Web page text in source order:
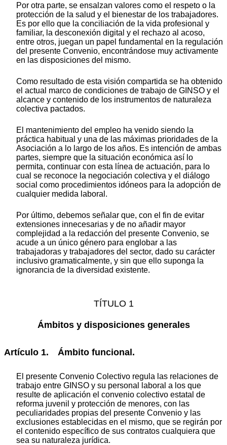
Por otra parte, se ensalzan valores como el respeto o la
protección de la salud y el bienestar de los trabajadores.
Es por ello que la conciliación de la vida profesional y
familiar, la desconexión digital y el rechazo al acoso,
entre otros, juegan un papel fundamental en la regulación
del presente Convenio, encontrándose muy activamente
en las disposiciones del mismo.
Como resultado de esta visión compartida se ha obtenido
el actual marco de condiciones de trabajo de GINSO y el
alcance y contenido de los instrumentos de naturaleza
colectiva pactados.
El mantenimiento del empleo ha venido siendo la
práctica habitual y una de las máximas prioridades de la
Asociación a lo largo de los años. Es intención de ambas
partes, siempre que la situación económica así lo
permita, continuar con esta línea de actuación, para lo
cual se reconoce la negociación colectiva y el diálogo
social como procedimientos idóneos para la adopción de
cualquier medida laboral.
Por último, debemos señalar que, con el fin de evitar
extensiones innecesarias y de no añadir mayor
complejidad a la redacción del presente Convenio, se
acude a un único género para englobar a las
trabajadoras y trabajadores del sector, dado su carácter
inclusivo gramaticalmente, y sin que ello suponga la
ignorancia de la diversidad existente.
TÍTULO 1
Ámbitos y disposiciones generales
Artículo 1. Ámbito funcional.
El presente Convenio Colectivo regula las relaciones de
trabajo entre GINSO y su personal laboral a los que
resulte de aplicación el convenio colectivo estatal de
reforma juvenil y protección de menores, con las
peculiaridades propias del presente Convenio y las
exclusiones establecidas en el mismo, que se regirán por
el contenido específico de sus contratos cualquiera que
sea su naturaleza jurídica.